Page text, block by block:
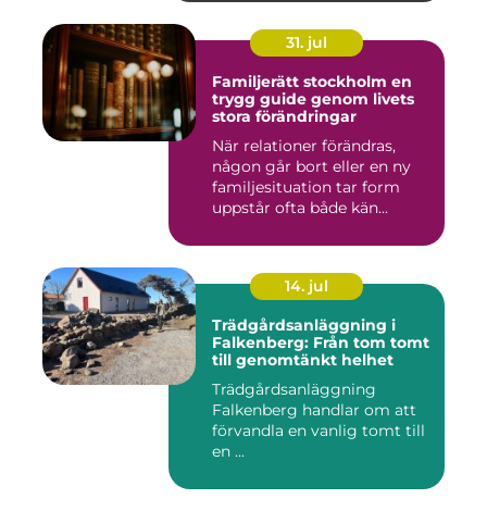
31. jul
Familjerätt stockholm en
trygg guide genom livets
stora förändringar
När relationer förändras,
någon går bort eller en ny
familjesituation tar form
uppstår ofta både kän...
14. jul
Trädgårdsanläggning i
Falkenberg: Från tom tomt
till genomtänkt helhet
Trädgårdsanläggning
Falkenberg handlar om att
förvandla en vanlig tomt till
en ...